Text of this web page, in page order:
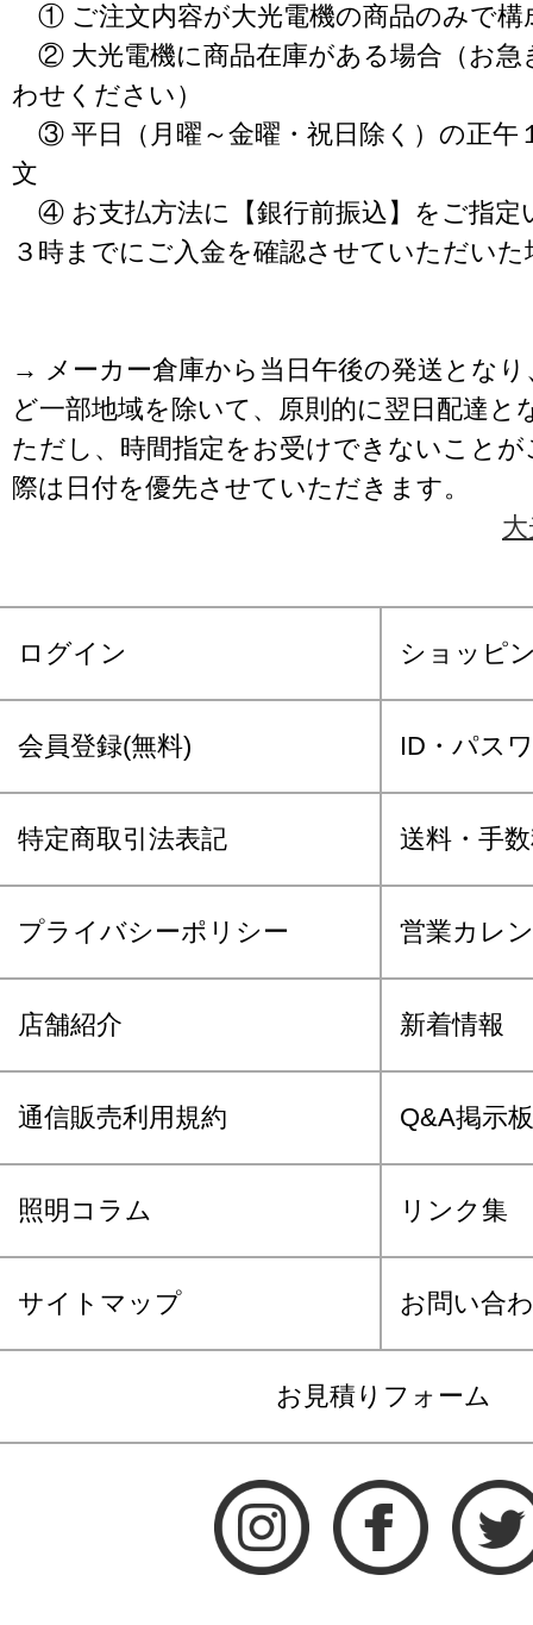
① ご注文内容が大光電機の商品のみで構
② 大光電機に商品在庫がある場合（お急
わせください）
③ 平日（月曜～金曜・祝日除く）の正午
文
④ お支払方法に【銀行前振込】をご指定
３時までにご入金を確認させていただいた
→ メーカー倉庫から当日午後の発送となり
ど一部地域を除いて、原則的に翌日配達と
ただし、時間指定をお受けできないこと
際は日付を優先させていただきます。
ログイン ショッピ
会員登録(無料) ID・パス
特定商取引法表記 送料・手
プライバシーポリシー 営業カレ
店舗紹介 新着情報
通信販売利用規約 Q&A掲示板
照明コラム リンク集
サイトマップ お問い合
お見積りフォーム